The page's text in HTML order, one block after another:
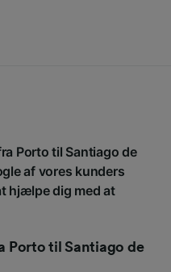
Porto til Santiago de
af vores kunders
hjælpe dig med at
Porto til Santiago de